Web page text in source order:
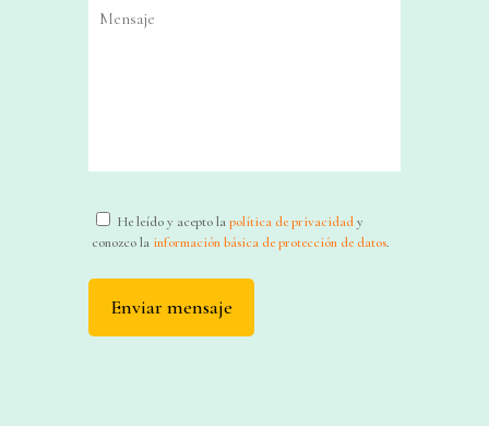
He leído y acepto lapolítica de privacidady
conozco la información básica de protección de datos.